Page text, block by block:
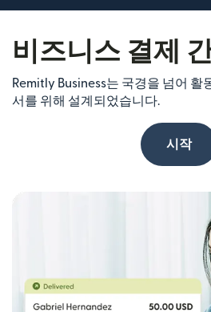
비즈니스 결제
Remitly Business는 국경을 넘어 활
서를 위해 설계되었습니다.
시작